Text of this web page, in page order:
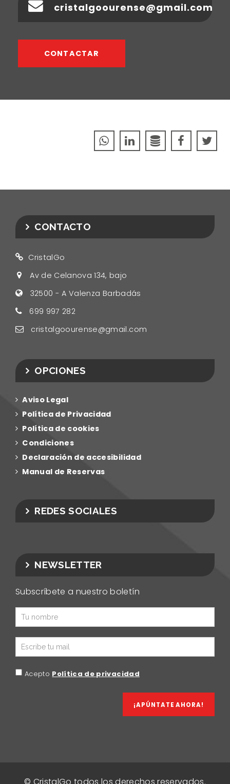
cristalgoourense@gmail.com
CONTACTAR
CONTACTO
CristalGo
Av de Celanova 134, bajo
32500 -A Valenza Barbadás
699 997 282
cristalgoourense@gmail.com
OPCIONES
Aviso Legal
Polí­tica de Privacidad
Polí­tica de cookies
Condiciones
Declaración de accesibilidad
Manual de Reservas
REDES SOCIALES
NEWSLETTER
Subscríbete a nuestro boletín
Acepto Política de privacidad
¡APÚNTATE AHORA!
© CristalGo todos los derechos reservados.